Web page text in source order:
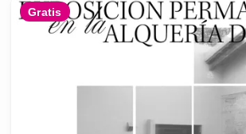
Gratis